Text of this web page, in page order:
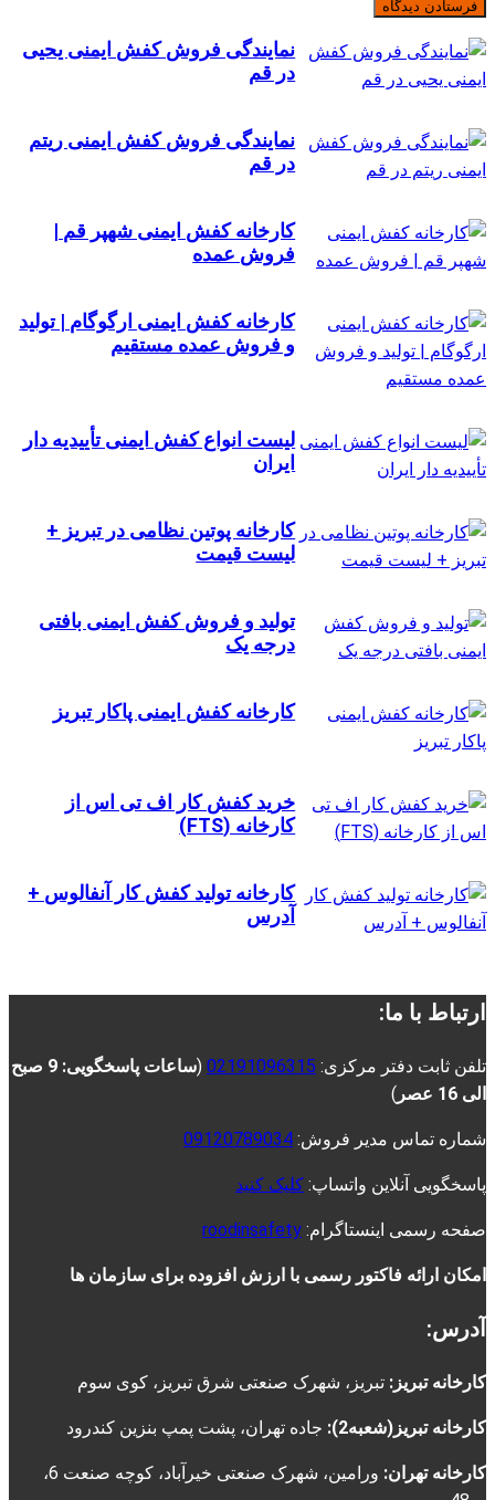
نمایندگی فروش کفش ایمنی یحیی
در قم
نمایندگی فروش کفش ایمنی ریتم
در قم
کارخانه کفش ایمنی شهپر قم |
فروش عمده
کارخانه کفش ایمنی ارگوگام | تولید
و فروش عمده مستقیم
لیست انواع کفش ایمنی تأییدیه دار
ایران
کارخانه پوتین نظامی در تبریز +
لیست قیمت
تولید و فروش کفش ایمنی بافتی
درجه یک
کارخانه کفش ایمنی پاکار تبریز
خرید کفش کار اف تی اس از
کارخانه (FTS)
کارخانه تولید کفش کار آنفالوس +
آدرس
ارتباط با ما:
تلفن ثابت دفتر مرکزی: 02191096315
(
ساعات پاسخگویی: 9 صبح
الی 16 عصر
)
شماره تماس مدیر فروش: 09120789034
پاسخگویی آنلاین واتساپ: کلیک کنید
صفحه رسمی اینستاگرام: roodinsafety
امکان ارائه فاکتور رسمی با ارزش افزوده برای سازمان ها
آدرس:
کارخانه تبریز: تبریز، شهرک صنعتی شرق تبریز، کوی سوم
کارخانه تبریز(شعبه2): جاده تهران، پشت پمپ بنزین کندرود
کارخانه تهران:
ورامین، شهرک صنعتی خیرآباد، کوچه صنعت 6،